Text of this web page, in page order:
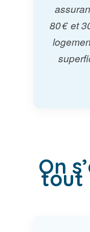
80 € et
On
tout